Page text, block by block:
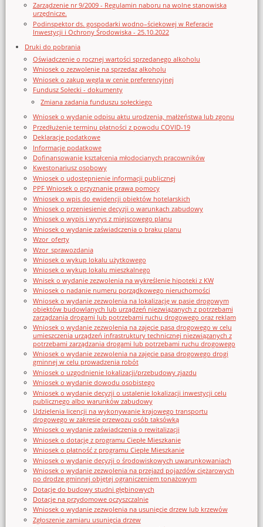
Zarządzenie nr 9/2009 - Regulamin naboru na wolne stanowiska
urzędnicze.
Podinspektor ds. gospodarki wodno–ściekowej w Referacie
Inwestycji i Ochrony Środowiska - 25.10.2022
Druki do pobrania
Oświadczenie o rocznej wartości sprzedanego alkoholu
Wniosek o zezwolenie na sprzedaz alkoholu
Wniosek o zakup węgla w cenie preferencyjnej
Fundusz Sołecki - dokumenty
Zmiana zadania funduszu sołeckiego
Wniosek o wydanie odpisu aktu urodzenia, małżeństwa lub zgonu
Przedłużenie terminu płatności z powodu COVID-19
Deklaracje podatkowe
Informacje podatkowe
Dofinansowanie kształcenia młodocianych pracowników
Kwestonariusz osobowy
Wniosek o udostępnienie informacji publicznej
PPF Wniosek o przyznanie prawa pomocy
Wniosek o wpis do ewidencji obiektów hotelarskich
Wniosek o przeniesienie decyzji o warunkach zabudowy
Wniosek o wypis i wyrys z miejscowego planu
Wniosek o wydanie zaświadczenia o braku planu
Wzor_oferty
Wzor_sprawozdania
Wniosek o wykup lokalu użytkowego
Wniosek o wykup lokalu mieszkalnego
Wnisek o wydanie zezwolenia na wykreślenie hipoteki z KW
Wniosek o nadanie numeru porządkowego nieruchomości
Wniosek o wydanie zezwolenia na lokalizację w pasie drogowym
obiektów budowlanych lub urządzeń niezwiązanych z potrzebami
zarządzania drogami lub potrzebami ruchu drogowego oraz reklam
Wniosek o wydanie zezwolenia na zajęcie pasa drogowego w celu
umieszczenia urządzeń infrastruktury technicznej niezwiązanych z
potrzebami zarządzania drogami lub potrzebami ruchu drogowego
Wniosek o wydanie zezwolenia na zajęcie pasa drogowego drogi
gminnej w celu prowadzenia robót
Wniosek o uzgodnienie lokalizacji/przebudowy zjazdu
Wniosek o wydanie dowodu osobistego
Wniosek o wydanie decyzji o ustalenie lokalizacji inwestycji celu
publicznego albo warunków zabudowy
Udzielenia licencji na wykonywanie krajowego transportu
drogowego w zakresie przewozu osób taksówką
Wniosek o wydanie zaświadczenia o rewitalizacji
Wniosek o dotację z programu Ciepłe Mieszkanie
Wniosek o płatność z programu Ciepłe Mieszkanie
Wniosek o wydanie decyzji o środowiskowych uwarunkowaniach
Wniosek o wydanie zezwolenia na przejazd pojazdów ciężarowych
po drodze gminnej objętej ograniczeniem tonażowym
Dotacje do budowy studni głębinowych
Dotacje na przydomowe oczyszczalnie
Wniosek o wydanie zezwolenia na usunięcie drzew lub krzewów
Zgłoszenie zamiaru usunięcia drzew